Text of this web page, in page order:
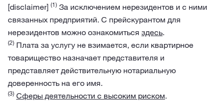
[disclaimer] (1) За исключением нерезидентов и с ними
связанных предприятий. С прейскурантом для
нерезидентов можно ознакомиться здесь.
(2) Плата за услугу не взимается, если квартирное
товарищество назначает представителя и
представляет действительную нотариальную
доверенность на его имя.
(3) Сферы деятельности с высоким риском.